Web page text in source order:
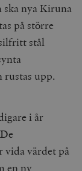
ska nya Kiruna
på större
stål
rustas upp.
i år
vida värdet på
en ny